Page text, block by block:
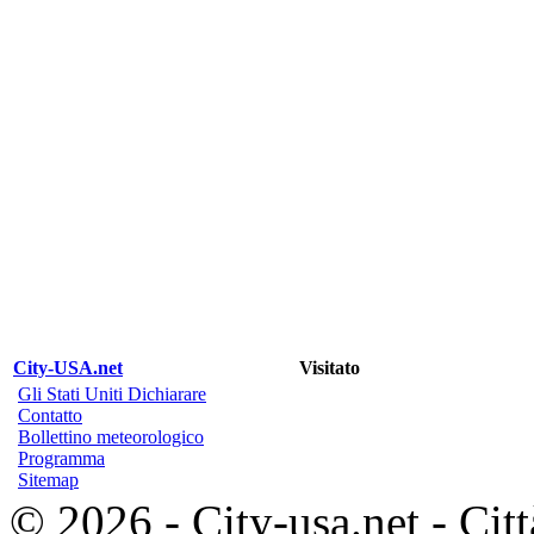
City-USA.net
Visitato
Gli Stati Uniti Dichiarare
Contatto
Bollettino meteorologico
Programma
Sitemap
© 2026 - City-usa.net -